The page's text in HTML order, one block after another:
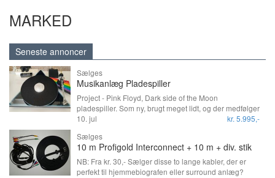
MARKED
Seneste annoncer
Sælges
Musikanlæg Pladespiller
Project - Pink Floyd, Dark side of the Moon
pladespiller. Som ny, brugt meget lidt, og der medfølger
Riia forstærker. Nypris uden Riia 15.000,- Der er stadig
den er tændt, kan også slukkes.
kr. 5.995,-
10. jul
Sælges
10 m Profigold Interconnect + 10 m + div. stik
NB: Fra kr. 30,- Sælger disse to lange kabler, der er
perfekt til hjemmebiografen eller surround anlæg?